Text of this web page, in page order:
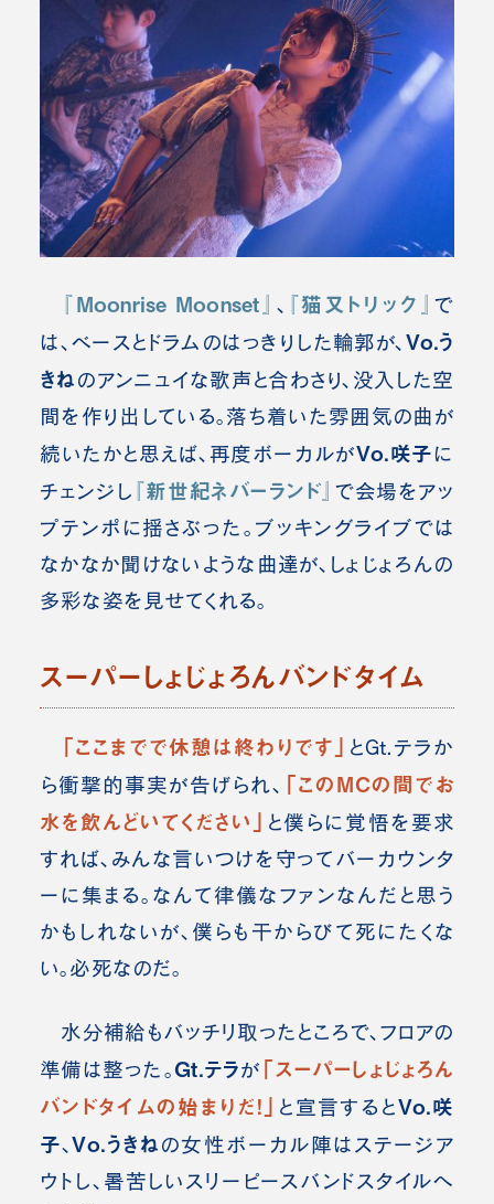
『Moonrise Moonset』 、 『猫又トリック』 で
は、ベースとドラムのはっきりした輪郭が、 Vo.う
きね のアンニュイな歌声と合わさり、没入した空
間を作り出している。落ち着いた雰囲気の曲が
続いたかと思えば、再度ボーカルがVo.咲子に
チェンジし 『新世紀ネバーランド』 で会場をアッ
プテンポに揺さぶった。ブッキングライブでは
なかなか聞けないような曲達が、しょじょろんの
多彩な姿を見せてくれる。
スーパーしょじょろんバンドタイム
「ここまでで休憩は終わりです」 とGt.テラか
ら衝撃的事実が告げられ、 「このMCの間でお
水を飲んどいてください」 と僕らに覚悟を要求
すれば、みんな言いつけを守ってバーカウンタ
ーに集まる。なんて律儀なファンなんだと思う
かもしれないが、僕らも干からびて死にたくな
い。必死なのだ。
水分補給もバッチリ取ったところで、フロアの
準備は整った。Gt.テラが 「スーパーしょじょろん
バンドタイムの始まりだ！」 と宣言すると Vo.咲
子、Vo.うきね の女性ボーカル陣はステージア
ウトし、暑苦しいスリーピースバンドスタイルへ